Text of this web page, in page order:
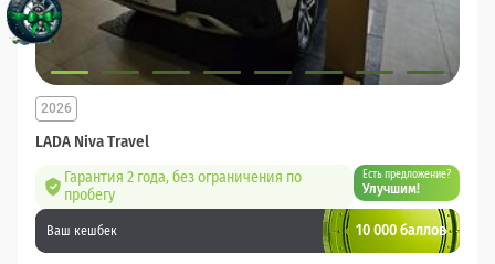
LADA Niva Travel
2026
Гарантия 2 года, без ограничения по
пробегу
Есть предложение?
Улучшим!
Ваш кешбек 10 000 баллов